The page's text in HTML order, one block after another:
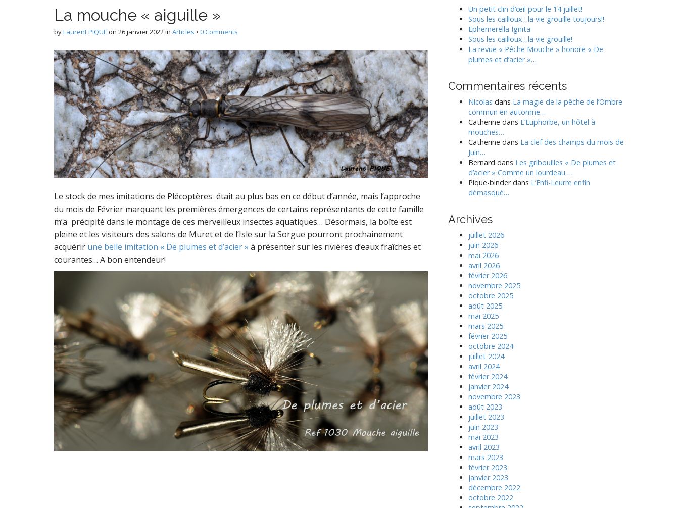
La mouche « aiguille »
byLaurent PIQUE on 26 janvier 2022in Articles • 0 Comments
Le stock de mes imitations de Plécoptères était au plus bas en ce début d’année, mais l’approche
du mois de Février marquant les premières émergences de certains représentants de cette famille
m’a précipité dans le montage de ces merveilleux insectes aquatiques… Désormais, la boîte est
pleine et les visiteurs des salons de Muret et de l’Isle sur la Sorgue pourront prochainement
acquérir une belle imitation « De plumes et d’acier » à présenter sur les rivières d’eaux fraîches et
courantes… A bon entendeur!
Un petit clin d’œil pour le 14 juillet!
Sous les cailloux…la vie grouille toujours!!
Ephemerella Ignita
Sous les cailloux…la vie grouille!
La revue « Pêche Mouche » honore « De
plumes et d’acier »…
Commentaires récents
Nicolas dans La magie de la pêche de l’Ombre
commun en automne…
Catherine dans L’Euphorbe, un hôtel à
mouches…
Catherine dans La clef des champs du mois de
Juin…
Bernard dans Les gribouilles « De plumes et
d’acier » Comme un lourdeau …
Pique-binderdans L’Enfi-Leurre enfin
démasqué…
Archives
juillet 2026
juin 2026
mai 2026
avril 2026
février 2026
novembre 2025
octobre 2025
août 2025
mai 2025
mars 2025
février 2025
octobre 2024
juillet 2024
avril 2024
février 2024
janvier 2024
novembre 2023
août 2023
juillet 2023
juin 2023
mai 2023
avril 2023
mars 2023
février 2023
janvier 2023
décembre 2022
octobre 2022